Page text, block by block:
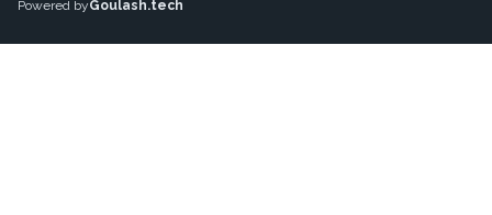
Powered byGoulash.tech